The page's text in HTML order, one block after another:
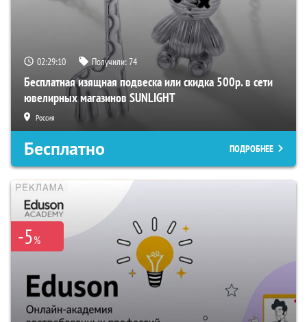
02:29:09 Получили:74
Бесплатная изящная подвеска или скидка 500р. в сети
ювелирных магазинов SUNLIGHT
Россия
Бесплатно ПОДРОБНЕЕ
-5%